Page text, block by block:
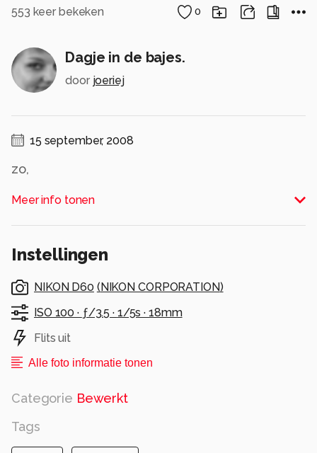
553 keer bekeken 0
Dagje in de bajes.
door joeriej
15 september, 2008
zo,
erg leuk om eens te zien..
commentaar is altijd welkom.
grzz
Alle rechten voorbehouden
Meer info tonen
Instellingen
NIKON D60 ( NIKON CORPORATION)
ISO 100 · ƒ/3.5 · 1/5s ·18mm
Flits uit
Alle foto informatie tonen
Categorie Bewerkt
Tags